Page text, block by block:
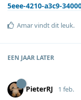
5eee-4210-a3c9-
Amarvindt dit leuk.
EEN JAAR LATER
PieterRJ 1 feb.